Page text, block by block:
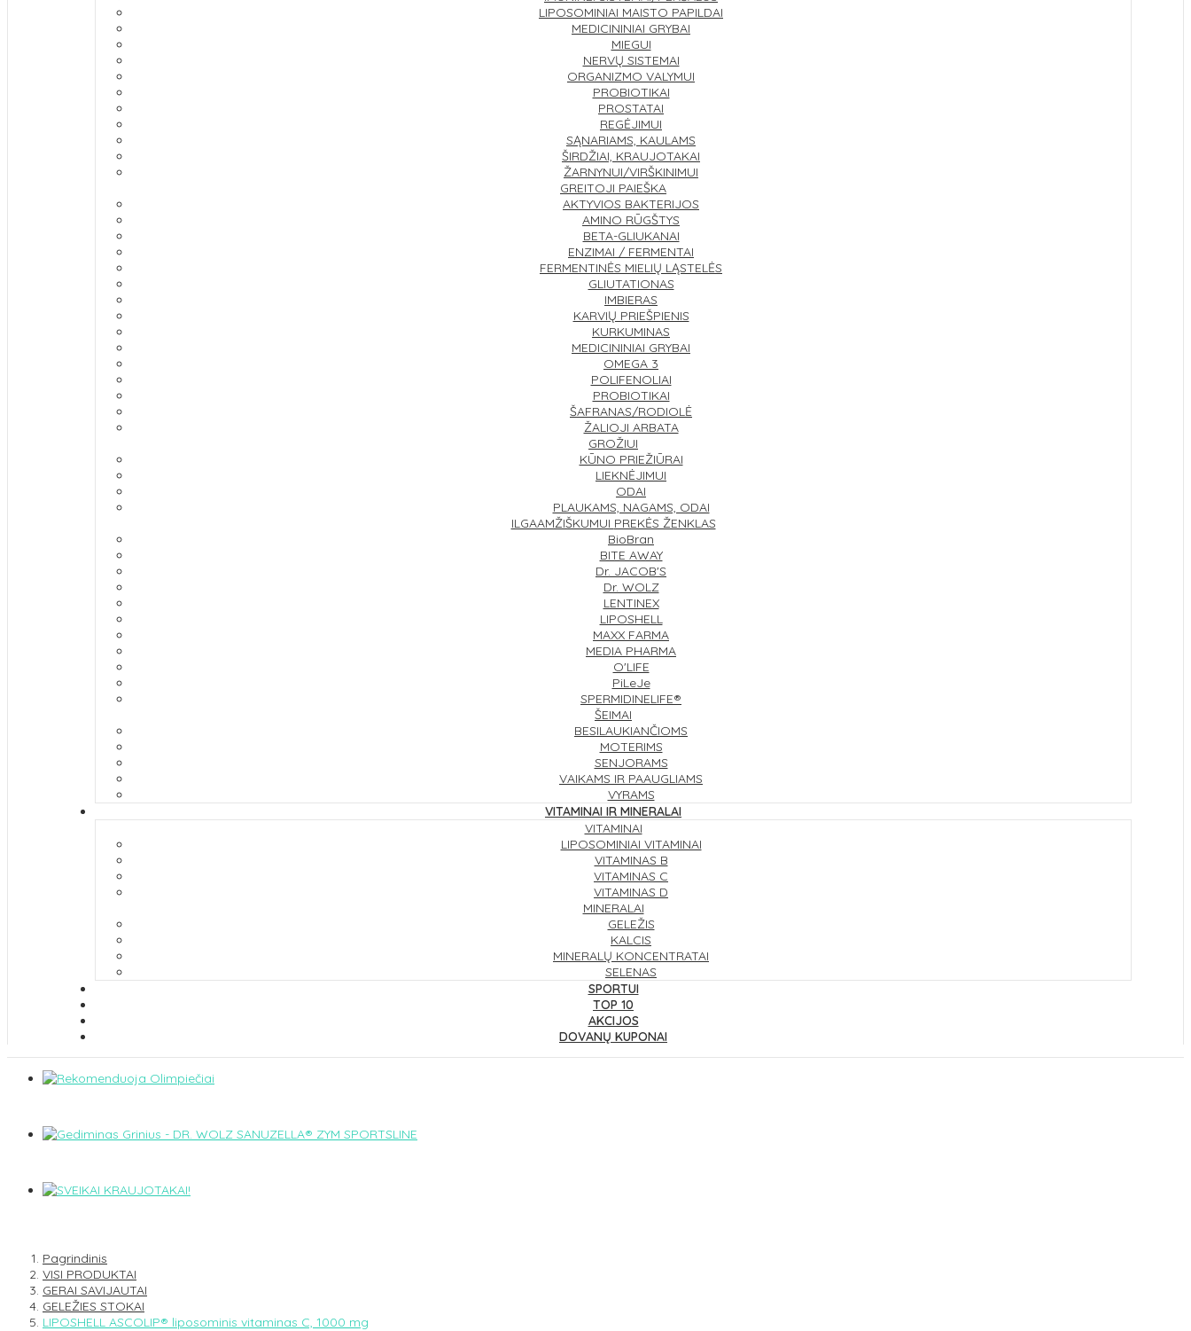
LIPOSOMINIAI MAISTO PAPILDAI
MEDICININIAI GRYBAI
MIEGUI
NERVŲ SISTEMAI
ORGANIZMO VALYMUI
PROBIOTIKAI
PROSTATAI
REGĖJIMUI
SĄNARIAMS, KAULAMS
ŠIRDŽIAI, KRAUJOTAKAI
ŽARNYNUI/VIRŠKINIMUI
GREITOJI PAIEŠKA
AKTYVIOS BAKTERIJOS
AMINO RŪGŠTYS
BETA-GLIUKANAI
ENZIMAI / FERMENTAI
FERMENTINĖS MIELIŲ LĄSTELĖS
GLIUTATIONAS
IMBIERAS
KARVIŲ PRIEŠPIENIS
KURKUMINAS
MEDICININIAI GRYBAI
OMEGA 3
POLIFENOLIAI
PROBIOTIKAI
ŠAFRANAS/RODIOLĖ
ŽALIOJI ARBATA
GROŽIUI
KŪNO PRIEŽIŪRAI
LIEKNĖJIMUI
ODAI
PLAUKAMS, NAGAMS, ODAI
ILGAAMŽIŠKUMUI PREKĖS ŽENKLAS
BioBran
BITE AWAY
Dr. JACOB'S
Dr. WOLZ
LENTINEX
LIPOSHELL
MAXX FARMA
MEDIA PHARMA
O'LIFE
PiLeJe
SPERMIDINELIFE®
ŠEIMAI
BESILAUKIANČIOMS
MOTERIMS
SENJORAMS
VAIKAMS IR PAAUGLIAMS
VYRAMS
VITAMINAI IR MINERALAI
VITAMINAI
LIPOSOMINIAI VITAMINAI
VITAMINAS B
VITAMINAS C
VITAMINAS D
MINERALAI
GELEŽIS
KALCIS
MINERALŲ KONCENTRATAI
SELENAS
SPORTUI
TOP 10
AKCIJOS
DOVANŲ KUPONAI
Pagrindinis
VISI PRODUKTAI
GERAI SAVIJAUTAI
GELEŽIES STOKAI
LIPOSHELL ASCOLIP® liposominis vitaminas C, 1000 mg